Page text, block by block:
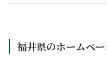
福井県のホームペ